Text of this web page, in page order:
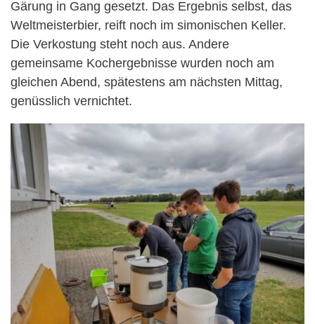
Gärung in Gang gesetzt. Das Ergebnis selbst, das
Weltmeisterbier, reift noch im simonischen Keller.
Die Verkostung steht noch aus. Andere
gemeinsame Kochergebnisse wurden noch am
gleichen Abend, spätestens am nächsten Mittag,
genüsslich vernichtet.